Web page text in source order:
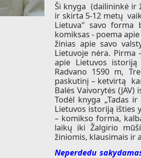
Ši knyga (dailininkė ir
ir skirta 5-12 metų
Lietuva" savo forma
komiksas - poema
žinias apie savo
Lietuvoje nėra. Pirma
apie Lietuvos
Radvano 1590 m,
paskutinį – ketvirtą
Balės Vaivorytės
Todėl knyga „Tadas
Lietuvos istoriją išties
– komikso forma,
laikų iki Žalgirio
žiniomis, klausimais ir
Neperdedu